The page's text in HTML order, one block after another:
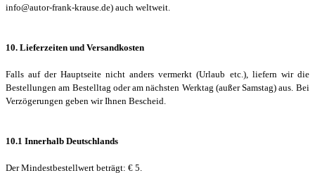
info@autor-frank-krause.de) auch weltweit.
10. Lieferzeiten und Versandkosten
Falls auf der Hauptseite nicht anders vermerkt (Urlaub etc.), liefern wir die
Bestellungen am Bestelltag oder am nächsten Werktag (außer Samstag) aus. Bei
Verzögerungen geben wir Ihnen Bescheid.
10.1 Innerhalb Deutschlands
Der Mindestbestellwert beträgt: € 5.